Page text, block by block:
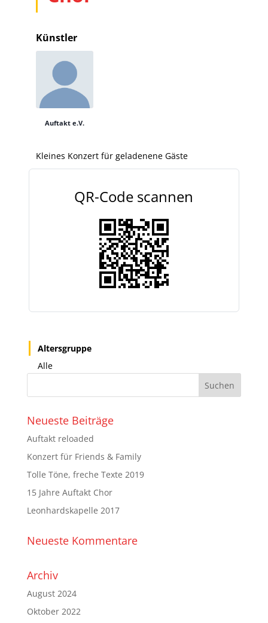
Künstler
Auftakt e.V.
Kleines Konzert für geladenene Gäste
QR-Code scannen
Altersgruppe
Alle
Neueste Beiträge
Auftakt reloaded
Konzert für Friends & Family
Tolle Töne, freche Texte 2019
15 Jahre Auftakt Chor
Leonhardskapelle 2017
Neueste Kommentare
Archiv
August 2024
Oktober 2022